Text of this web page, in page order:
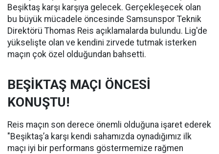
Beşiktaş karşı karşıya gelecek. Gerçekleşecek olan
bu büyük mücadele öncesinde Samsunspor Teknik
Direktörü Thomas Reis açıklamalarda bulundu. Lig'de
yükselişte olan ve kendini zirvede tutmak isterken
maçın çok özel olduğundan bahsetti.
BEŞİKTAŞ MAÇI ÖNCESİ
KONUŞTU!
Reis maçın son derece önemli olduğuna işaret ederek
"Beşiktaş’a karşı kendi sahamızda oynadığımız ilk
maçı iyi bir performans göstermemize rağmen